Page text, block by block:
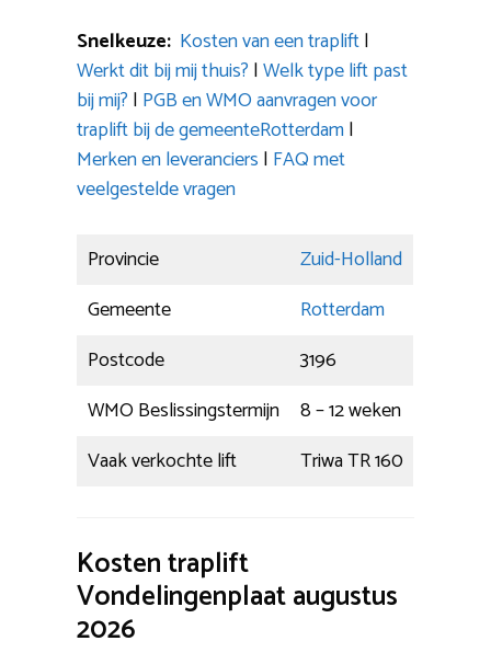
Snelkeuze: Kosten van een traplift|
Werkt dit bij mij thuis? |Welk type lift past
bij mij? | PGB en WMO aanvragen voor
traplift bij de gemeenteRotterdam|
Merken en leveranciers | FAQ met
veelgestelde vragen
Provincie
Zuid-Holland
Gemeente
Rotterdam
Postcode
3196
WMO Beslissingstermijn
8 – 12 weken
Vaak verkochte lift
Triwa TR 160
Kosten traplift
Vondelingenplaat augustus
2026